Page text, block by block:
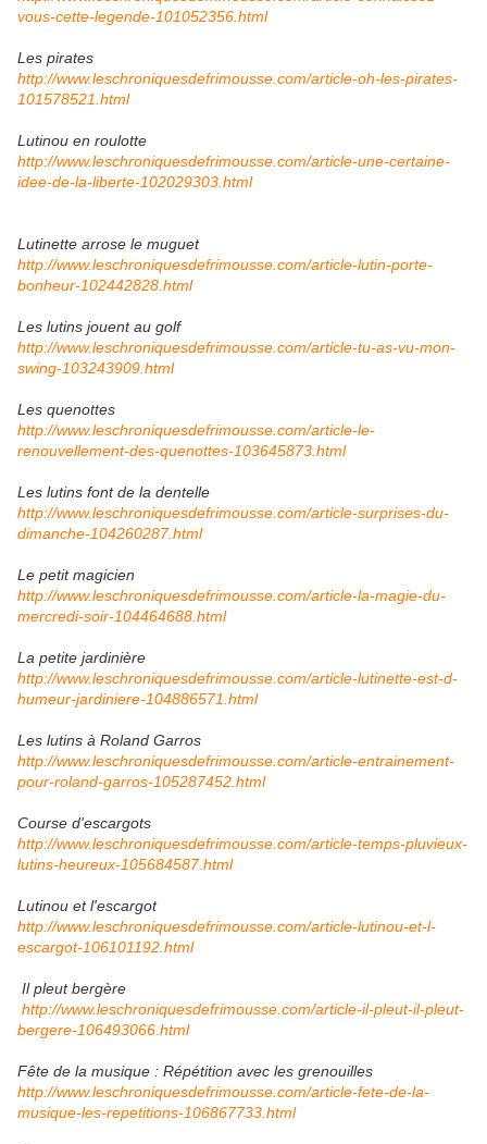
vous-cette-legende-101052356.html
Les pirates
http://www.leschroniquesdefrimousse.com/article-oh-les-pirates-
101578521.html
Lutinou en roulotte
http://www.leschroniquesdefrimousse.com/article-une-certaine-
idee-de-la-liberte-102029303.html
Lutinette arrose le muguet
http://www.leschroniquesdefrimousse.com/article-lutin-porte-
bonheur-102442828.html
Les lutins jouent au golf
http://www.leschroniquesdefrimousse.com/article-tu-as-vu-mon-
swing-103243909.html
Les quenottes
http://www.leschroniquesdefrimousse.com/article-le-
renouvellement-des-quenottes-103645873.html
Les lutins font de la dentelle
http://www.leschroniquesdefrimousse.com/article-surprises-du-
dimanche-104260287.html
Le petit magicien
http://www.leschroniquesdefrimousse.com/article-la-magie-du-
mercredi-soir-104464688.html
La petite jardinière
http://www.leschroniquesdefrimousse.com/article-lutinette-est-d-
humeur-jardiniere-104886571.html
Les lutins à Roland Garros
http://www.leschroniquesdefrimousse.com/article-entrainement-
pour-roland-garros-105287452.html
Course d'escargots
http://www.leschroniquesdefrimousse.com/article-temps-pluvieux-
lutins-heureux-105684587.html
Lutinou et l'escargot
http://www.leschroniquesdefrimousse.com/article-lutinou-et-l-
escargot-106101192.html
Il pleut bergère
http://www.leschroniquesdefrimousse.com/article-il-pleut-il-pleut-
bergere-106493066.html
Fête de la musique : Répétition avec les grenouilles
http://www.leschroniquesdefrimousse.com/article-fete-de-la-
musique-les-repetitions-106867733.html